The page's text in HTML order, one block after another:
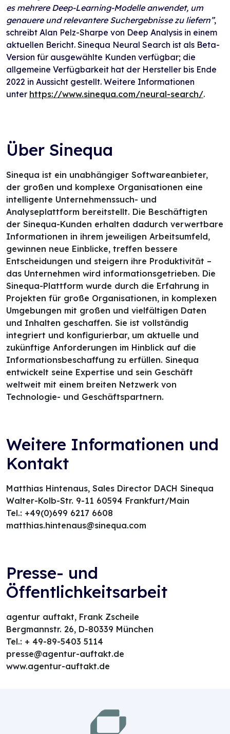
es mehrere Deep-Learning-Modelle anwendet, um
genauere und relevantere Suchergebnisse zu liefern”,
schreibt Alan Pelz-Sharpe von Deep Analysis in einem
aktuellen Bericht. Sinequa Neural Search ist als Beta-
Version für ausgewählte Kunden verfügbar; die
allgemeine Verfügbarkeit hat der Hersteller bis Ende
2022 in Aussicht gestellt. Weitere Informationen
unter https://www.sinequa.com/neural-search/.
Über Sinequa
Sinequa ist ein unabhängiger Softwareanbieter,
der großen und komplexe Organisationen eine
intelligente Unternehmenssuch- und
Analyseplattform bereitstellt. Die Beschäftigten
der Sinequa-Kunden erhalten dadurch verwertbare
Informationen in ihrem jeweiligen Arbeitsumfeld,
gewinnen neue Einblicke, treffen bessere
Entscheidungen und steigern ihre Produktivität –
das Unternehmen wird informationsgetrieben. Die
Sinequa-Plattform wurde durch die Erfahrung in
Projekten für große Organisationen, in komplexen
Umgebungen mit großen und vielfältigen Daten
und Inhalten geschaffen. Sie ist vollständig
integriert und konfigurierbar, um aktuelle und
zukünftige Anforderungen im Hinblick auf die
Informationsbeschaffung zu erfüllen. Sinequa
entwickelt seine Expertise und sein Geschäft
weltweit mit einem breiten Netzwerk von
Technologie- und Geschäftspartnern.
Weitere Informationen und
Kontakt
Matthias Hintenaus, Sales Director DACH Sinequa
Walter-Kolb-Str. 9-11 60594 Frankfurt/Main
Tel.: +49(0)699 6217 6608
matthias.hintenaus@sinequa.com
Presse- und
Öffentlichkeitsarbeit
agentur auftakt, Frank Zscheile
Bergmannstr. 26, D-80339 München
Tel.: + 49-89-5403 5114
presse@agentur-auftakt.de
www.agentur-auftakt.de